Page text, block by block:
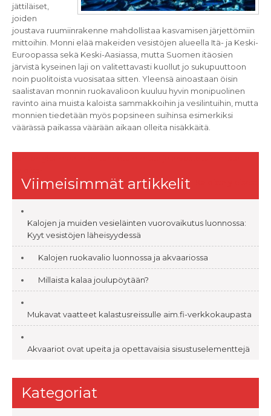
jättiläiset,
joiden
joustava ruumiinrakenne mahdollistaa kasvamisen järjettömiin
mittoihin. Monni elää makeiden vesistöjen alueella Itä- ja Keski-
Euroopassa sekä Keski-Aasiassa, mutta Suomen itäosien
järvistä kyseinen laji on valitettavasti kuollut jo sukupuuttoon
noin puolitoista vuosisataa sitten. Yleensä ainoastaan öisin
saalistavan monnin ruokavalioon kuuluu hyvin monipuolinen
ravinto aina muista kaloista sammakkoihin ja vesilintuihin, mutta
monnien tiedetään myös popsineen suihinsa esimerkiksi
väärässä paikassa väärään aikaan olleita nisäkkäitä.
selaus
Viimeisimmät artikkelit
Kalojen ja muiden vesieläinten vuorovaikutus luonnossa:
Kyyt vesistöjen läheisyydessä
Kalojen ruokavalio luonnossa ja akvaariossa
Millaista kalaa joulupöytään?
Mukavat vaatteet kalastusreissulle aim.fi-verkkokaupasta
Akvaariot ovat upeita ja opettavaisia sisustuselementtejä
Kategoriat